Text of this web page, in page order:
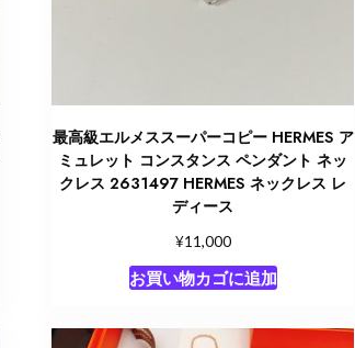
最高級エルメススーパーコピー HERMES ア
ミュレット コンスタンス ペンダント ネッ
クレス 2631497 HERMES ネックレス レ
ディース
¥11,000
お買い物カゴに追加